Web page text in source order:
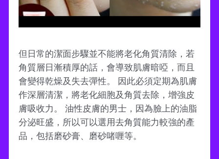
但日常的潔面步驟並不能將老化角質清除，若
角質層日漸積厚的話，會導致肌膚暗啞，而且
會變得乾燥及失去彈性。 因此必須定期為肌膚
作深層清潔，將老化細胞及角質去除，增強皮
膚吸收力。 油性皮膚的男士，因為臉上的油脂
分泌旺盛，所以可以選用去角質能力較強的產
品，包括磨砂膏、磨砂啫喱等。